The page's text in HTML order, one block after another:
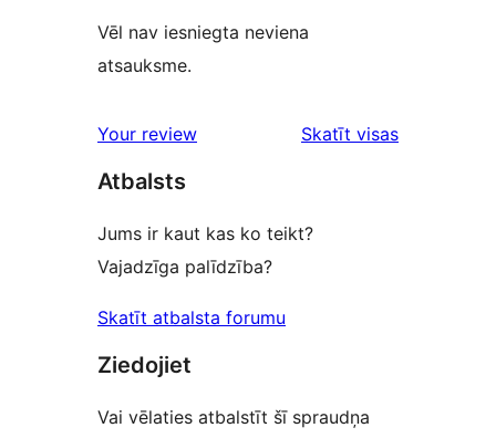
Vēl nav iesniegta neviena
atsauksme.
Your review
Skatīt visas
Atbalsts
Jums ir kaut kas ko teikt?
Vajadzīga palīdzība?
Skatīt atbalsta forumu
Ziedojiet
Vai vēlaties atbalstīt šī spraudņa